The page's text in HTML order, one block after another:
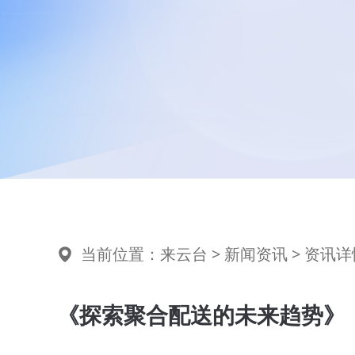
当前位置： 来云台 > 新闻资讯 > 资讯
《探索聚合配送的未来趋势》